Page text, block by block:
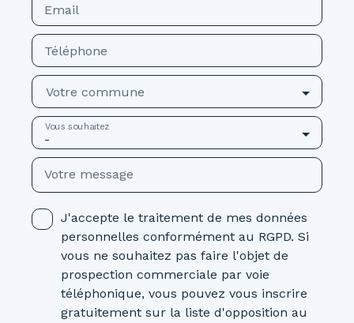
Email
Téléphone
Votre commune
-
Vous souhaitez
Votre message
J'accepte le traitement de mes données
personnelles conformément au RGPD. Si
vous ne souhaitez pas faire l'objet de
prospection commerciale par voie
téléphonique, vous pouvez vous inscrire
gratuitement sur la liste d'opposition au